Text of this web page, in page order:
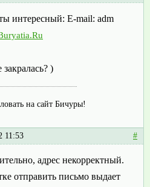
интересный: E-mail: adm
)
на сайт Бичуры!
11:53 #
адрес некорректный.
отправить письмо выдает